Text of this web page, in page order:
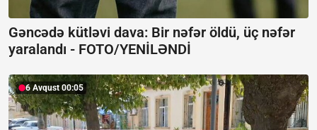
Gəncədə kütləvi dava: Bir nəfər öldü, üç nəfər
yaralandı - FOTO/YENİLƏNDİ
6 Avqust 00:05